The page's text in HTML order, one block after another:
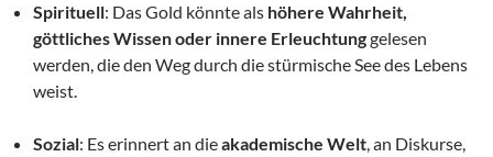
Spirituell: Das Gold könnte als höhere Wahrheit,
göttliches Wissen oder innere Erleuchtunggelesen
werden, die den Weg durch die stürmische See des Lebens
weist.
Sozial: Es erinnert an dieakademische Welt, an Diskurse,